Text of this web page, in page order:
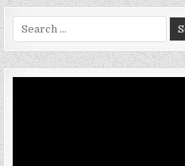
Search
for: